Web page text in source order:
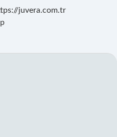
juvera.com.tr